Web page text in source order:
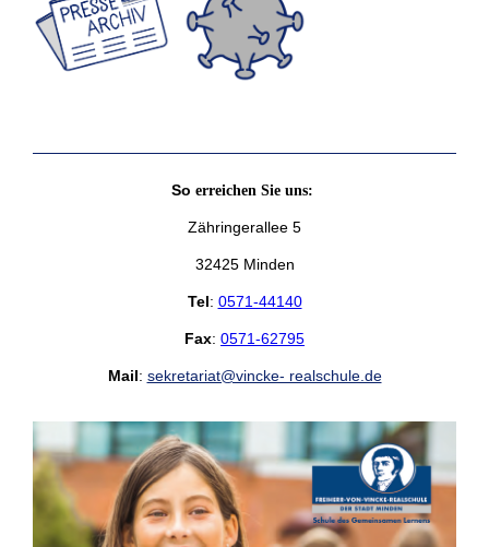
So erreichen Sie uns:
Zähringerallee 5
32425 Minden
Tel: 0571-44140
Fax: 0571-62795
Mail: sekretariat@vincke- realschule.de